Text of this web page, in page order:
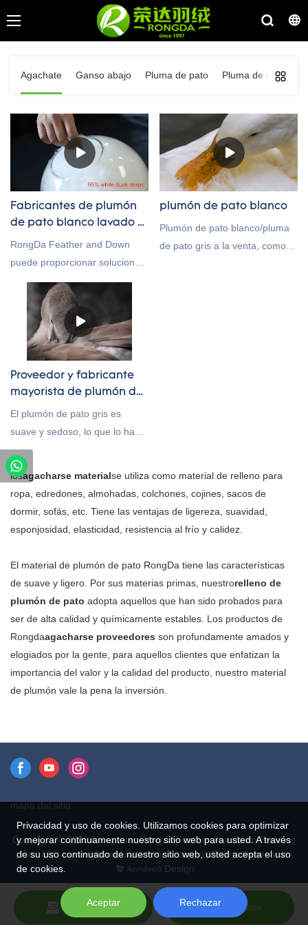
Agachate Ganso abajo Pluma de pato Pluma de ganso
losagacharse materialse utiliza como material de relleno para
ropa, edredones, almohadas, colchones, cojines, sacos de
dormir, sofás, etc. Tiene las ventajas de ligereza, suavidad,
esponjosidad, elasticidad, resistencia al frío y calidez.
El material de plumón de pato RongDa tiene las características
de suave y ligero. Por sus materias primas, nuestrorelleno de
plumón de pato adopta aquellos que han sido probados para
ser de alta calidad y químicamente estables. Los productos de
Rongdaagacharse proveedores son profundamente amados y
elogiados por la gente, para aquellos clientes que enfatizan la
importancia del valor y la calidad del producto, nuestro material
de plumón vale la pena la inversión.
Fabricantes de plumón
de pato blanco lavado al
95%& Proveedor
RongDa Feather and Down
puede proporcionar soluciones
de servicio personalizadas
profesionales, es un proveedor
de China, como fabricante y
proveedor de plumón. El 95%
de nuestro plumón de pato
blanco es directo de fábrica,
tenemos ventajas en términos
podemos personalizar el
estándar GB / EU / AU / US
según las necesidades del
cliente, bienvenido a su
consulta
plumón de pato blanco
Plumón de pato blanco/pluma
de pato gris a la venta, como
Proveedor y fabricante
mayorista de plumón de
pato gris
El plumón de pato gris es
suave y sedoso, lo que lo hace
perfecto para usar en una
variedad de productos
diferentes. Desde almohadas y
edredones hasta chaquetas y
gris es un material versátil. Y
también es ideal para ropa y
otros artículos donde el peso
es una preocupación.
mapa del sitio
Copyright © 2026 Hangzhou Rongda Feather And Down Bedding
Co., Ltd. - www.globaldownfeathers.com All Rights Reserved.
Design
Send Inquiry Chat Now
Privacidad y uso de cookies. Utilizamos cookies para optimizar
y mejorar continuamente nuestro sitio web para usted. A través
de su uso continuado de nuestro sitio web, usted acepta el uso
de cookies.
Aceptar Rechazar